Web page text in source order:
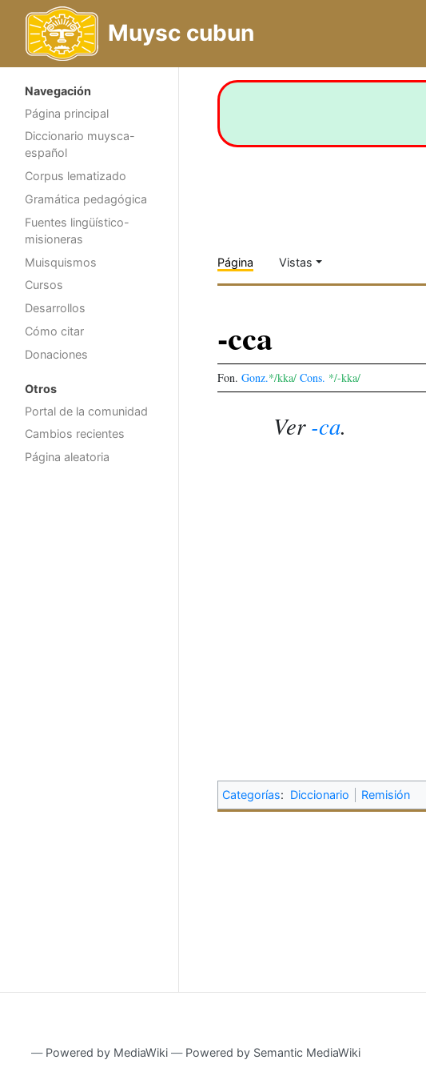
Muysc cubun
Navegación
Página principal
Diccionario muysca-
español
Corpus lematizado
Gramática pedagógica
Fuentes lingüístico-
misioneras
Muisquismos
Cursos
Desarrollos
Cómo citar
Donaciones
Otros
Portal de la comunidad
Cambios recientes
Página aleatoria
Página Vistas
-cca
Fon. Gonz.*/kka/ Cons. */-kka/
Ver-ca.
Categorías: Diccionario Remisión
― Powered by MediaWiki ― Powered by Semantic MediaWiki